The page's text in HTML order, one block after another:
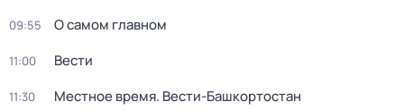
09:55 О самом главном
11:00 Вести
11:30 Местное время. Вести-Башкортостан